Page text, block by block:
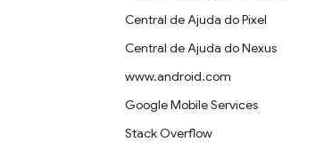
Central de Ajuda do Pixel
Central de Ajuda do Nexus
www.android.com
Google Mobile Services
Stack Overflow